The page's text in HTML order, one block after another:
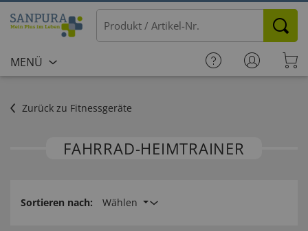
MENÜ
Zurück zu Fitnessgeräte
FAHRRAD-HEIMTRAINER
Sortieren nach: Wählen